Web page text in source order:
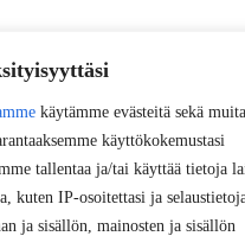
käytämme evästeitä sekä muita
käyttökokemustasi
tallentaa ja/tai käyttää tietoja
kuten IP-osoitettasi ja
ja sisällön, mainosten ja sisällön